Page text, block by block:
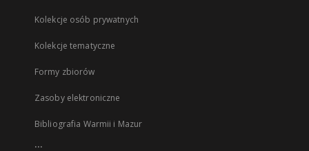
Kolekcje osób prywatnych
Kolekcje tematyczne
Formy zbiorów
Zasoby elektroniczne
Bibliografia Warmii i Mazur
...